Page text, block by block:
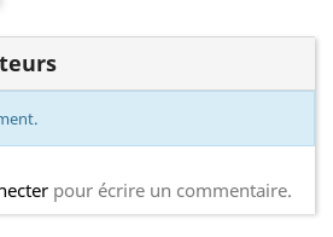
pour écrire un commentaire.